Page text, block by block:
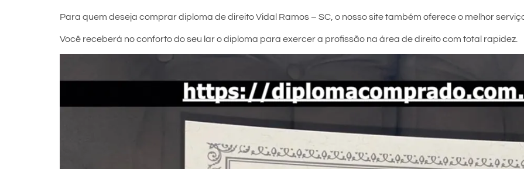
Para quem deseja comprar diploma de direito Vidal Ramos – SC, o nosso site também oferece o melhor
Você receberá no conforto do seu lar o diploma para exercer a profissão na área de direito com total rapidez.